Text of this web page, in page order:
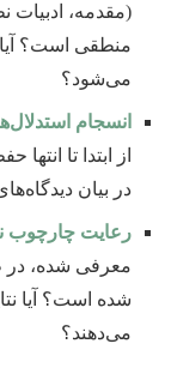
(مقدمه،
منطقی است؟
می‌شود؟
انسجام
از ابتدا تا
در بیان
رعایت چارچوب
معرفی شده، در
شده است؟ آیا
می‌دهند؟